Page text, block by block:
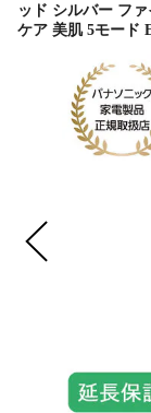
ッド シルバー フ
ケア 美肌 5モード